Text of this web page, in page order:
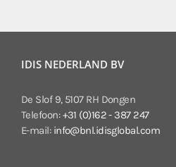
IDIS NEDERLAND BV
De Slof 9, 5107 RH Dongen
Telefoon:+31 (0)162 - 387 247
E-mail: info@bnl.idisglobal.com